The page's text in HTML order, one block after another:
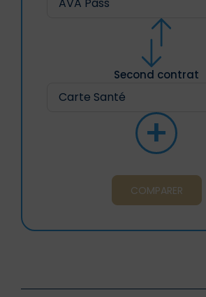
Second contrat
+
COMPARER